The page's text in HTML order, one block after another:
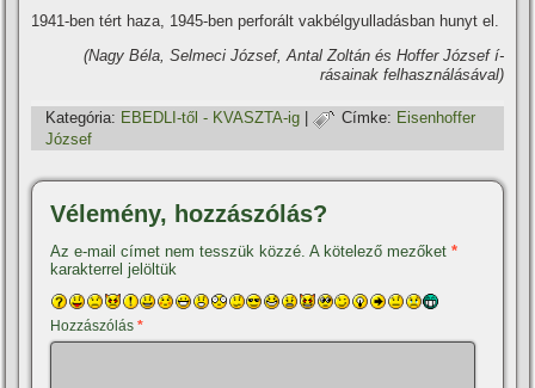
1941-ben tért haza, 1945-ben perforált vakbélgyulladásban hunyt el.
(Nagy Béla, Selmeci József, Antal Zoltán és Hoffer József í­
rásainak felhasználásával)
Kategória: EBEDLI-től - KVASZTA-ig | Címke: Eisenhoffer
József
Vélemény, hozzászólás?
Az e-mail címet nem tesszük közzé. A kötelező mezőket*
karakterrel jelöltük
Hozzászólás*